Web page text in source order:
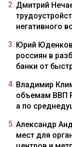
Дмитрий
негативного
Юрий Юденков
россиян в
банки от
Владимир
объемам ВВП
а по
Александр
мест для